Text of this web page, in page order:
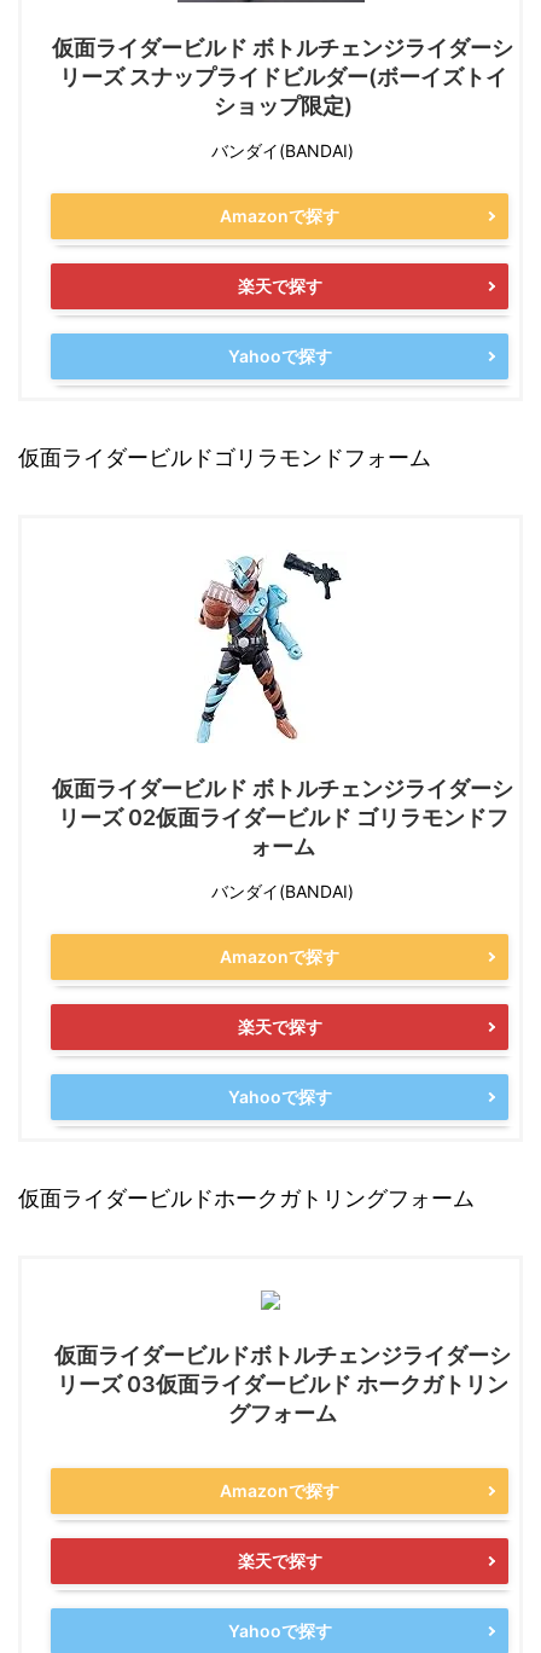
仮面ライダービルド ボトルチェンジライダーシ
リーズ スナップライドビルダー(ボーイズトイ
ショップ限定)
バンダイ(BANDAI)
Amazonで探す
楽天で探す
Yahooで探す
仮面ライダービルドゴリラモンドフォーム
仮面ライダービルド ボトルチェンジライダーシ
リーズ 02仮面ライダービルド ゴリラモンドフ
ォーム
バンダイ(BANDAI)
Amazonで探す
楽天で探す
Yahooで探す
仮面ライダービルドホークガトリングフォーム
仮面ライダービルドボトルチェンジライダーシ
リーズ 03仮面ライダービルド ホークガトリン
グフォーム
Amazonで探す
楽天で探す
Yahooで探す